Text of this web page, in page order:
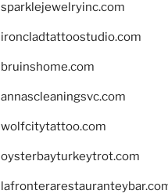
sparklejewelryinc.com
ironcladtattoostudio.com
bruinshome.com
annascleaningsvc.com
wolfcitytattoo.com
oysterbayturkeytrot.com